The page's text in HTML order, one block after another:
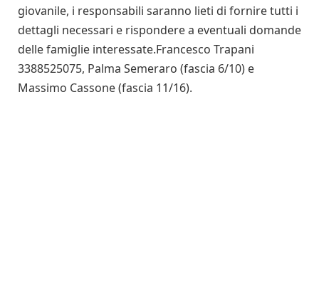
giovanile, i responsabili saranno lieti di fornire tutti i
dettagli necessari e rispondere a eventuali domande
delle famiglie interessate.Francesco Trapani
3388525075, Palma Semeraro (fascia 6/10) e
Massimo Cassone (fascia 11/16).